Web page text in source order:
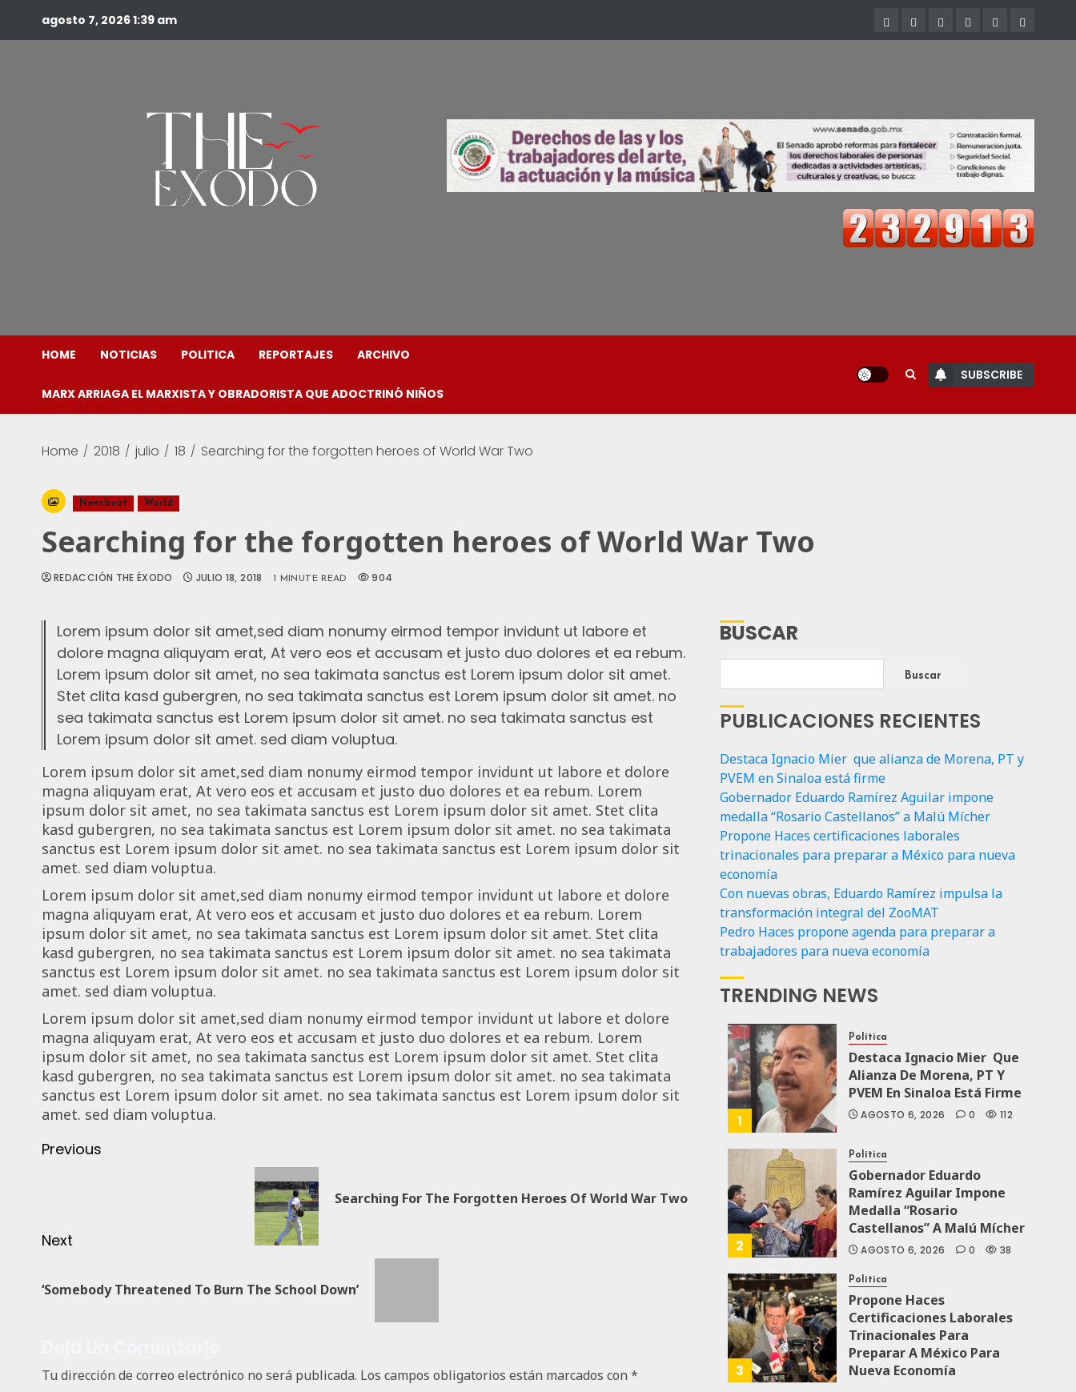
agosto 7, 20261:39 am
HOME NOTICIAS POLITICA REPORTAJES ARCHIVO
MARX ARRIAGA EL MARXISTA Y OBRADORISTA QUE ADOCTRINÓ NIÑOS
SUBSCRIBE
Home 2018 julio 18 Searching for the forgotten heroes of World War Two
Newsbeat World
Searching for the forgotten heroes of World War Two
REDACCIÓN THE ÉXODO JULIO 18, 2018 1 MINUTE READ 904
Lorem ipsum dolor sit amet,sed diam nonumy eirmod tempor invidunt ut labore et
dolore magna aliquyam erat, At vero eos et accusam et justo duo dolores et ea rebum.
Lorem ipsum dolor sit amet, no sea takimata sanctus est Lorem ipsum dolor sit amet.
Stet clita kasd gubergren, no sea takimata sanctus est Lorem ipsum dolor sit amet. no
sea takimata sanctus est Lorem ipsum dolor sit amet. no sea takimata sanctus est
Lorem ipsum dolor sit amet. sed diam voluptua.
Lorem ipsum dolor sit amet,sed diam nonumy eirmod tempor invidunt ut labore et dolore
magna aliquyam erat, At vero eos et accusam et justo duo dolores et ea rebum. Lorem
ipsum dolor sit amet, no sea takimata sanctus est Lorem ipsum dolor sit amet. Stet clita
kasd gubergren, no sea takimata sanctus est Lorem ipsum dolor sit amet. no sea takimata
sanctus est Lorem ipsum dolor sit amet. no sea takimata sanctus est Lorem ipsum dolor sit
amet. sed diam voluptua.
Lorem ipsum dolor sit amet,sed diam nonumy eirmod tempor invidunt ut labore et dolore
magna aliquyam erat, At vero eos et accusam et justo duo dolores et ea rebum. Lorem
ipsum dolor sit amet, no sea takimata sanctus est Lorem ipsum dolor sit amet. Stet clita
kasd gubergren, no sea takimata sanctus est Lorem ipsum dolor sit amet. no sea takimata
sanctus est Lorem ipsum dolor sit amet. no sea takimata sanctus est Lorem ipsum dolor sit
amet. sed diam voluptua.
Lorem ipsum dolor sit amet,sed diam nonumy eirmod tempor invidunt ut labore et dolore
magna aliquyam erat, At vero eos et accusam et justo duo dolores et ea rebum. Lorem
ipsum dolor sit amet, no sea takimata sanctus est Lorem ipsum dolor sit amet. Stet clita
kasd gubergren, no sea takimata sanctus est Lorem ipsum dolor sit amet. no sea takimata
sanctus est Lorem ipsum dolor sit amet. no sea takimata sanctus est Lorem ipsum dolor sit
amet. sed diam voluptua.
Previous
Searching For The Forgotten Heroes Of World War Two
Next
‘Somebody Threatened To Burn The School Down’
Tu dirección de correo electrónico no será publicada. Los campos obligatorios están marcados con *
BUSCAR
Buscar
PUBLICACIONES RECIENTES
Destaca Ignacio Mier que alianza de Morena, PT y
PVEM en Sinaloa está firme
Gobernador Eduardo Ramírez Aguilar impone
medalla “Rosario Castellanos” a Malú Mícher
Propone Haces certificaciones laborales
trinacionales para preparar a México para nueva
economía
Con nuevas obras, Eduardo Ramírez impulsa la
transformación integral del ZooMAT
Pedro Haces propone agenda para preparar a
trabajadores para nueva economía
TRENDING NEWS
1
Política
Destaca Ignacio Mier Que
Alianza De Morena, PT Y
PVEM En Sinaloa Está Firme
AGOSTO 6, 2026 0 112
2
Política
Gobernador Eduardo
Ramírez Aguilar Impone
Medalla “Rosario
Castellanos” A Malú Mícher
AGOSTO 6, 2026 0 38
3
Política
Propone Haces
Certificaciones Laborales
Trinacionales Para
Preparar A México Para
Nueva Economía